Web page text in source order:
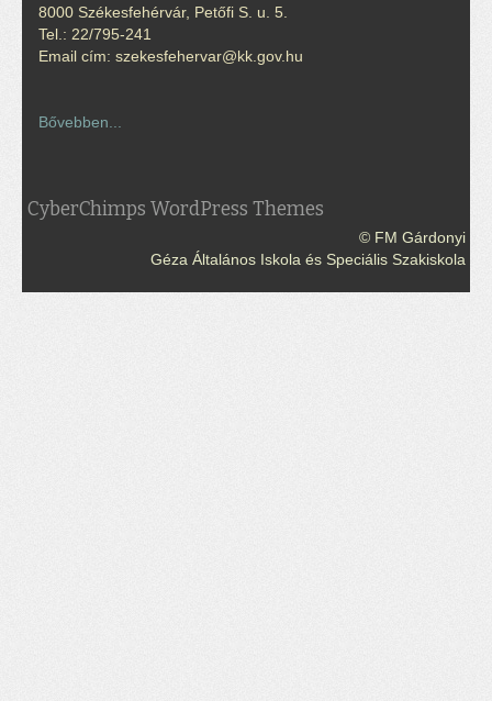
8000 Székesfehérvár, Petőfi S. u. 5.
Tel.: 22/795-241
Email cím: szekesfehervar@kk.gov.hu
Bővebben...
CyberChimps WordPress Themes
© FM Gárdonyi
Géza Általános Iskola és Speciális Szakiskola